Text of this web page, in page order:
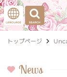
トップページ
News